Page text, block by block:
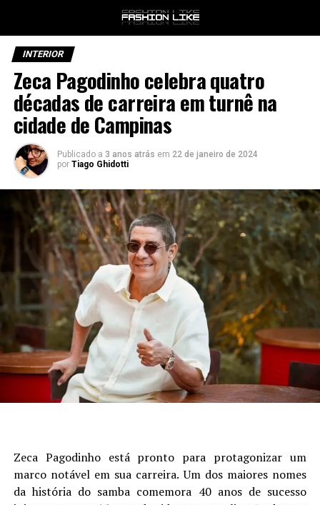
INTERIOR
Zeca Pagodinho celebra quatro
décadas de carreira em turnê na
cidade de Campinas
Publicado a 3 anos atrás em 22 de janeiro de 2024
por Tiago Ghidotti
Zeca Pagodinho está pronto para protagonizar um
marco notável em sua carreira. Um dos maiores nomes
da história do samba comemora 40 anos de sucesso